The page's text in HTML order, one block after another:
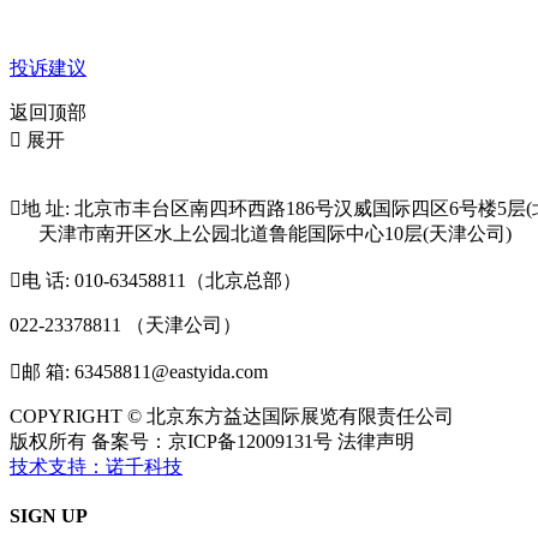
投诉建议
返回顶部
 展开
地 址: 北京市丰台区南四环西路186号汉威国际四区6号楼5层(
天津市南开区水上公园北道鲁能国际中心10层(天津公司)
电 话: 010-63458811（北京总部）
022-23378811 （天津公司）
邮 箱: 63458811@eastyida.com
COPYRIGHT © 北京东方益达国际展览有限责任公司
版权所有 备案号：京ICP备12009131号 法律声明
技术支持：诺千科技
SIGN UP